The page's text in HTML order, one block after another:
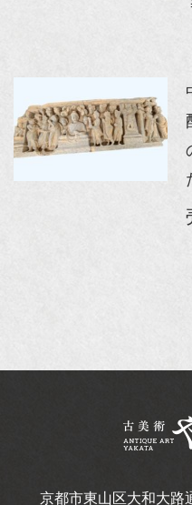
京都市東山区大和大路